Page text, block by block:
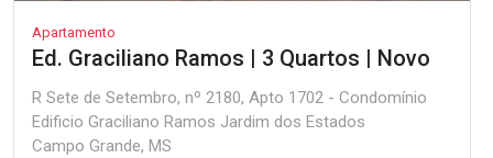
Apartamento
Ed. Graciliano Ramos | 3 Quartos | Novo
R Sete de Setembro, nº 2180, Apto 1702 - Condomínio
Edificio Graciliano Ramos Jardim dos Estados
Campo Grande, MS